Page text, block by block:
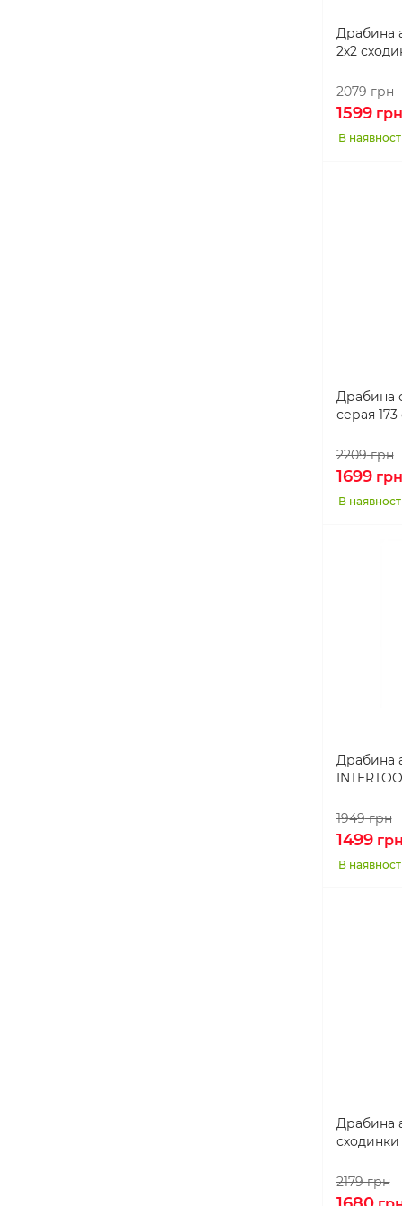
Драбина
2х2
2079грн
1599грн
В
Драбина
серая 173
2209грн
1699грн
В
Драбина
1949грн
1499грн
В
Драбина
сходинки
2179грн